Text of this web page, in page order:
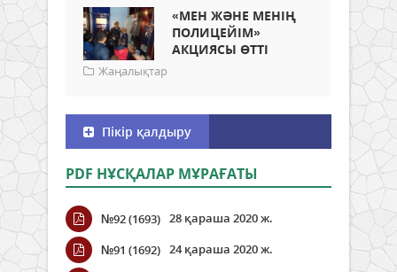
«МЕН ЖӘНЕ МЕНІҢ
ПОЛИЦЕЙІМ»
АКЦИЯСЫ ӨТТІ
Жаңалықтар
Пікір қалдыру
PDF НҰСҚАЛАР МҰРАҒАТЫ
№92 (1693) 28 қараша 2020 ж.
№91 (1692) 24 қараша 2020 ж.